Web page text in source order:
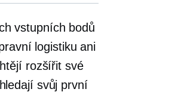
vstupních bodů
logistiku ani
rozšířit své
svůj první